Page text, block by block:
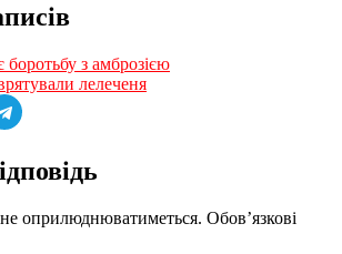
з амброзією
лелеченя
оприлюднюватиметься. Обов’язкові